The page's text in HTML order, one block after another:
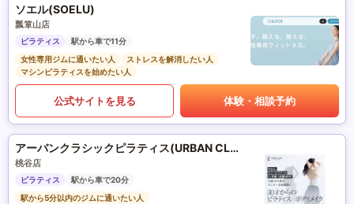
ソエル(SOELU)
瓢箪山店
ピラティス
駅から車で11分
女性専用ジムに通いたい人
ストレスを解消したい人
マシンピラティスを始めたい人
公式サイトを見る 体験・相談予約
アーバンクラシックピラティス(URBAN CLASSIC PILATES)
桃谷店
ピラティス
駅から車で20分
駅から5分以内のジムに通いたい人